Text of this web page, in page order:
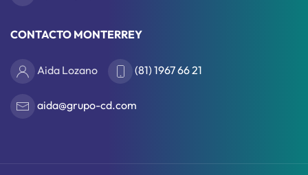
CONTACTO MONTERREY
Aida Lozano (81) 1967 66 21
aida@grupo-cd.com